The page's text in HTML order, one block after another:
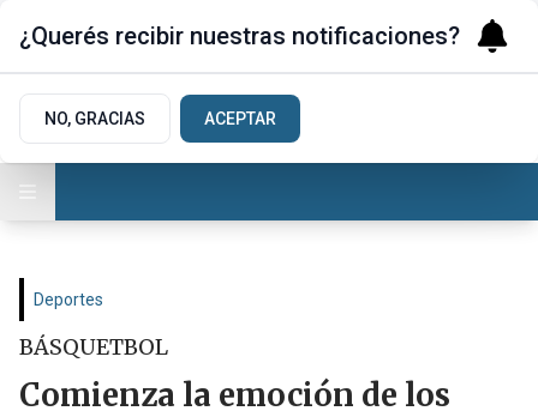
Deportes
BÁSQUETBOL
Comienza la emoción de los
¿Querés recibir nuestras notificaciones?
NO, GRACIAS ACEPTAR